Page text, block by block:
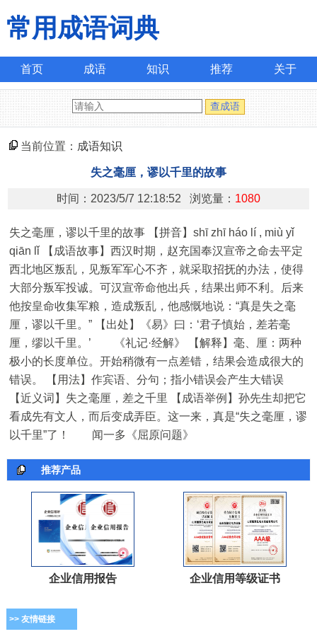
常用成语词典
首页 成语 知识 推荐 关于
当前位置： 成语知识
失之毫厘，谬以千里的故事
时间：2023/5/7 12:18:52 浏览量： 1080
失之毫厘，谬以千里的故事 【拼音】shī zhī háo lí , miù yǐ
qiān lǐ 【成语故事】西汉时期，赵充国奉汉宣帝之命去平定
西北地区叛乱，见叛军军心不齐，就采取招抚的办法，使得
大部分叛军投诚。可汉宣帝命他出兵，结果出师不利。后来
他按皇命收集军粮，造成叛乱，他感慨地说：“真是失之毫
厘，谬以千里。” 【出处】《易》曰：‘君子慎始，差若毫
厘，缪以千里。’ 《礼记·经解》 【解释】毫、厘：两种
极小的长度单位。开始稍微有一点差错，结果会造成很大的
错误。 【用法】作宾语、分句；指小错误会产生大错误
【近义词】失之毫厘，差之千里 【成语举例】孙先生却把它
看成先有文人，而后变成弄臣。这一来，真是“失之毫厘，谬
以千里”了！ 闻一多《屈原问题》
推荐产品
企业信用报告 企业信用等级证书
>> 友情链接